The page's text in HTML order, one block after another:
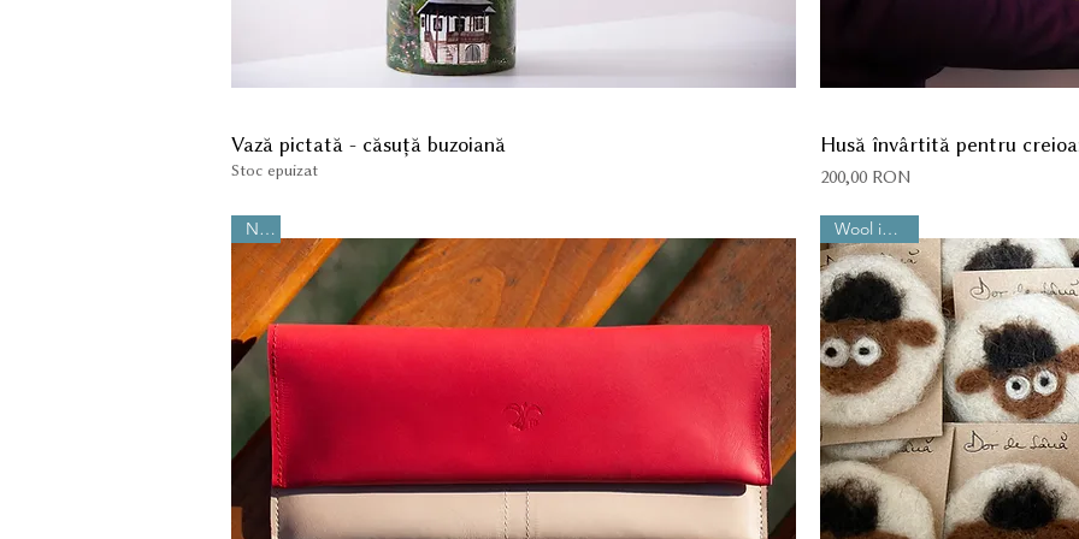
Vază pictată - căsuță buzoiană
Stoc epuizat
Husă învârtită pentru
Preț
200,00 RON
Nou Wool is Cool